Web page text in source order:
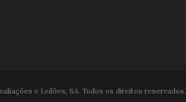
e Leilões, SA. Todos os direitos reservados.